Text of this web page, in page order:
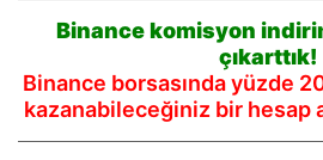
Binance komisyon
çıkarttık!
Binance borsasında yüzde
kazanabileceğiniz bir hesap